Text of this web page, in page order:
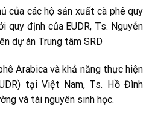
của các hộ sản xuất cà phê quy
quy định của EUDR, Ts. Nguyễn
dự án Trung tâm SRD
Arabica và khả năng thực hiện
tại Việt Nam, Ts. Hồ Đình
và tài nguyên sinh học.